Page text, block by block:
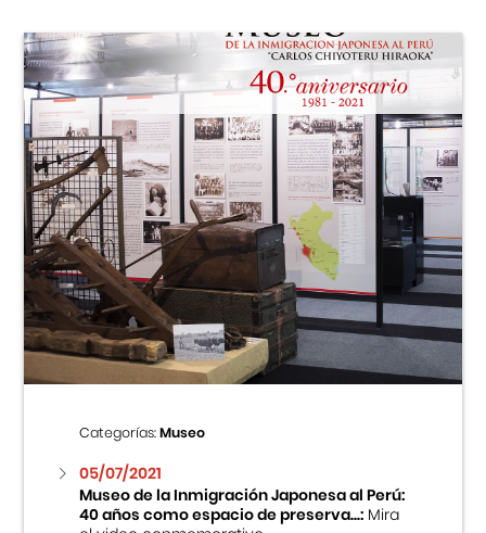
Categorías:Museo
05/07/2021
Museo de la Inmigración Japonesa al Perú:
40 años como espacio de preserva...:Mira